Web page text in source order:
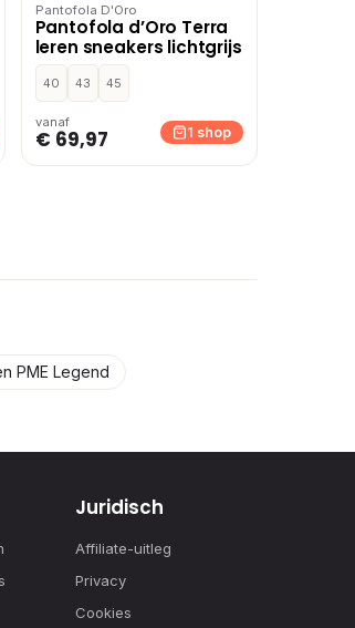
Pantofola D'Oro
Pantofola d’Oro Terra
leren sneakers lichtgrijs
40 43 45
vanaf
€ 69,97 1 shop
PME Legend
Juridisch
Affiliate-uitleg
Privacy
Cookies